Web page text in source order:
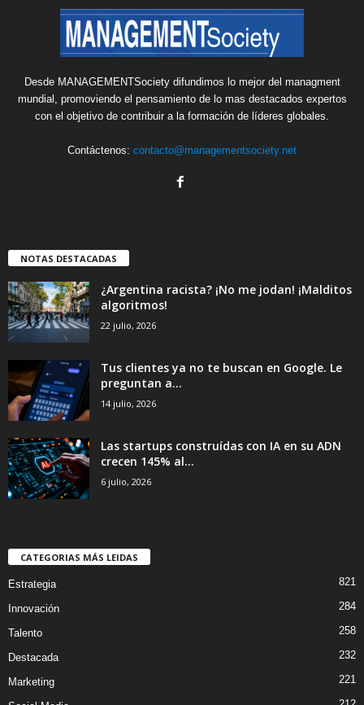
Desde MANAGEMENTSociety difundimos lo mejor del managment
mundial, promoviendo el pensamiento de lo mas destacados expertos
con el objetivo de contribuir a la formación de líderes globales.
Contáctenos: contacto@managementsociety.net
NOTAS DESTACADAS
¿Argentina racista? ¡No me jodan! ¡Malditos
algoritmos!
22 julio, 2026
Tus clientes ya no te buscan en Google. Le
preguntan a...
14 julio, 2026
Las startups construídas con IA en su ADN
crecen 145% al...
6 julio, 2026
CATEGORIAS MÁS LEIDAS
Estrategia 821
Innovación 284
Talento 258
Destacada 232
Marketing 221